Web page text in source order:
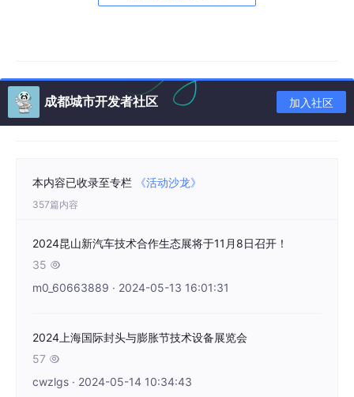
形/9000形系/D形系灯泡、各系列灯蕊、高频
◆ 车灯模具：汽车灯具模具、摩托车灯具模具、电动车灯具模
具、其它灯具模具等；
◆原材料：透镜材料、反射镜材料、 BMC PC
设备、压铸设备、注塑设备、镀膜设备、装配流水线、模具设备、
BMC注射、车灯生产流水线、检测设备、汽车灯具辅助设计、造型
◆ 试验室设备：材料性能试验、淋水试验、光形检测、高温低温
等；
◆ 认证产品：国内认证产品、国际认证检验测试、检测仪器、光
联系人：李先生150-0190-9485（同微信）
咨询QQ：
成都城市开发者社区 加入社区
本内容已收录至专栏 《活动沙龙》
357篇内容
2024昆山新汽车技术合作生态展将于11月8日召开！
35 
m0_60663889 · 2024-05-13 16:01:31
2024上海国际封头与膨胀节技术设备展览会
57 
cwzlgs · 2024-05-14 10:34:43